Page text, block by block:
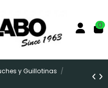
0
y Guillotinas